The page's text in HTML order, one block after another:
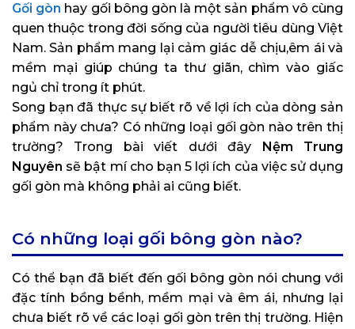
Gối gòn hay gối bông gòn là một sản phẩm vô cùng
quen thuộc trong đời sống của người tiêu dùng Việt
Nam. Sản phẩm mang lại cảm giác dễ chịu,êm ái và
mềm mại giúp chúng ta thư giãn, chìm vào giấc
ngủ chỉ trong ít phút.
Song bạn đã thực sự biết rõ về lợi ích của dòng sản
phẩm này chưa? Có những loại gối gòn nào trên thị
trường? Trong bài viết dưới đây Nệm Trung
Nguyên sẽ bật mí cho bạn 5 lợi ích của việc sử dụng
gối gòn mà không phải ai cũng biết.
Có những loại gối bông gòn nào?
Có thể bạn đã biết đến gối bông gòn nói chung với
đặc tính bồng bềnh, mềm mại và êm ái, nhưng lại
chưa biết rõ về các loại gối gòn trên thị trường. Hiện